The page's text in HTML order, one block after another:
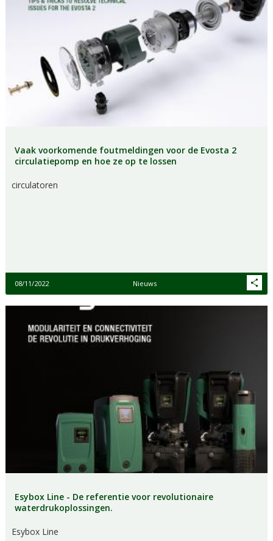
Vaak voorkomende foutmeldingen voor de Evosta 2
circulatiepomp en hoe ze op te lossen
circulatoren
08/11/2022 Nieuws
Esybox Line - De referentie voor revolutionaire
waterdrukoplossingen.
Esybox Line